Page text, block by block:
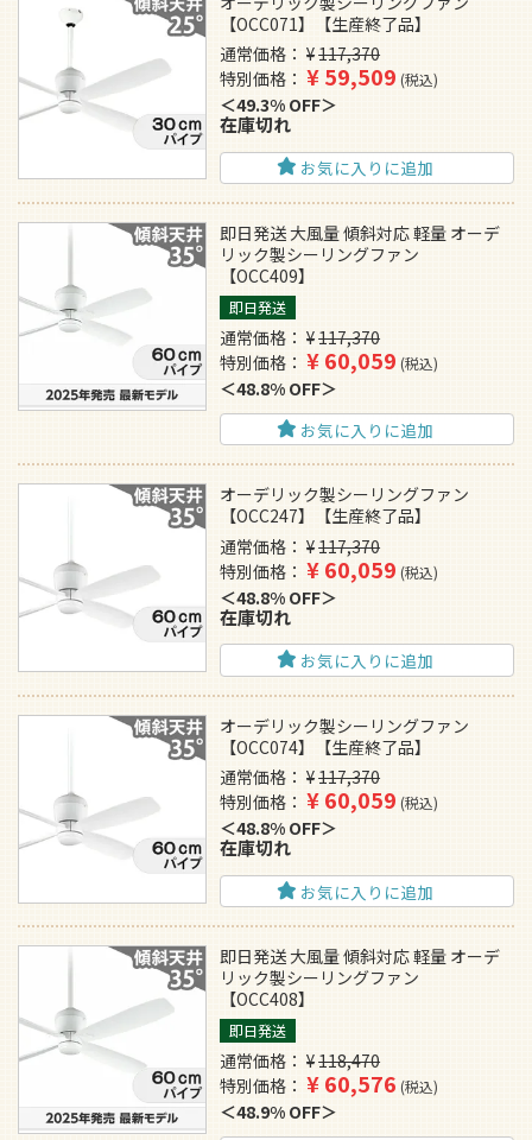
【OCC071】【生産終了品】
通常価格
¥117,370
特別価格
¥59,509 税込
49.3% OFF
在庫切れ
お気に入りに追加
即日発送 大風量 傾斜対応 軽量 オーデ
リック製シーリングファン
【OCC409】
即日発送
通常価格 ¥117,370
特別価格
¥60,059 税込
48.8% OFF
お気に入りに追加
オーデリック製シーリングファン
【OCC247】【生産終了品】
通常価格
¥117,370
特別価格
¥60,059 税込
48.8% OFF
在庫切れ
お気に入りに追加
オーデリック製シーリングファン
【OCC074】【生産終了品】
通常価格
¥117,370
特別価格
¥60,059 税込
48.8% OFF
在庫切れ
お気に入りに追加
即日発送 大風量 傾斜対応 軽量 オーデ
リック製シーリングファン
【OCC408】
即日発送
通常価格 ¥118,470
特別価格
¥60,576 税込
48.9% OFF